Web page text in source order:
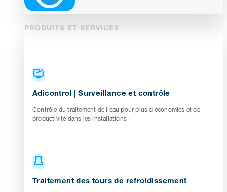
PRODUITS ET SERVICES
Adicontrol | Surveillance et contrôle
Contrôle du traitement de l'eau pour plus d'économies et de
productivité dans les installations
Traitement des tours de refroidissement